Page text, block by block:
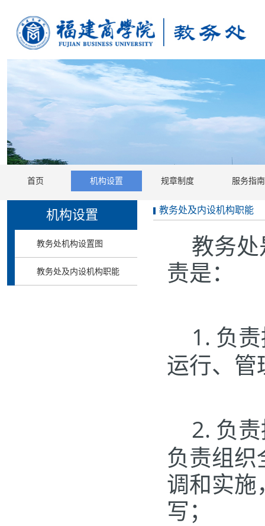
首页 机构设置 规章制度 服务指南
机构设置
教务处机构设置图
教务处及内设机构职能
教务处及内设机构职能
教务
责是：
1. 负
运行、管
2. 负
负责组
调和实施
写；